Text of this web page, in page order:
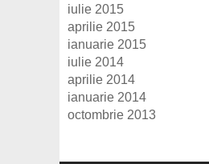
iulie 2015
aprilie 2015
ianuarie 2015
iulie 2014
aprilie 2014
ianuarie 2014
octombrie 2013